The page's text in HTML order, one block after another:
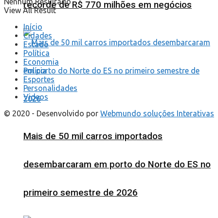
recorde de R$ 770 milhões em negócios
Mais de 50 mil carros importados
desembarcaram em porto do Norte do ES no
primeiro semestre de 2026
View All Result
Início
Cidades
Estado
Política
Economia
Polícia
Esportes
Personalidades
Videos
© 2020 - Desenvolvido por Webmundo soluções Interativas